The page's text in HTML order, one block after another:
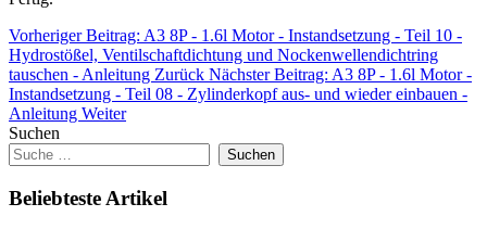
Vorheriger Beitrag: A3 8P - 1.6l Motor - Instandsetzung - Teil 10 -
Hydrostößel, Ventilschaftdichtung und Nockenwellendichtring
tauschen - Anleitung Zurück Nächster Beitrag: A3 8P - 1.6l Motor -
Instandsetzung - Teil 08 - Zylinderkopf aus- und wieder einbauen -
Anleitung Weiter
Suchen
Suchen
Beliebteste Artikel